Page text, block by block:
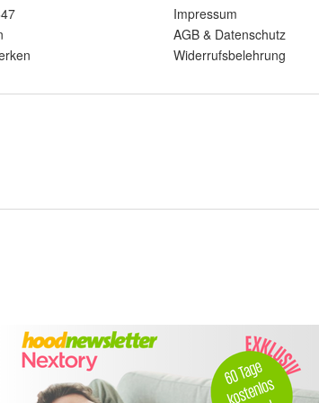
Impressum
AGB & Datenschutz
Widerrufsbelehrung